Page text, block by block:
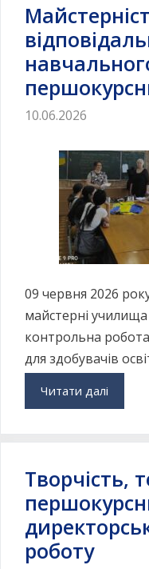
10.06.2026
09 червня 2026
майстерні
контрольна
для здобувачів
Читати далі
Творчість,
роботу